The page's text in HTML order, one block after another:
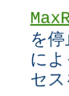
を
に
セ